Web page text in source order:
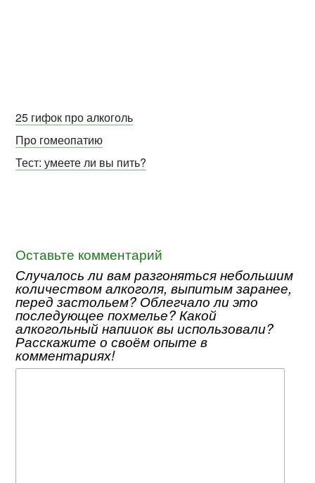
25 гифок про алкоголь
Про гомеопатию
Тест: умеете ли вы пить?
Оставьте комментарий
Случалось ли вам разгоняться небольшим
количеством алкоголя, выпитым заранее,
перед застольем? Облегчало ли это
последующее похмелье? Какой
алкогольный напииок вы использовали?
Расскажите о своём опыте в
комментариях!